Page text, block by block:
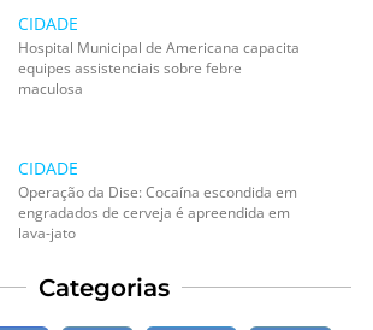
CIDADE
Hospital Municipal de Americana capacita
equipes assistenciais sobre febre
maculosa
CIDADE
Operação da Dise: Cocaína escondida em
engradados de cerveja é apreendida em
lava-jato
Categorias